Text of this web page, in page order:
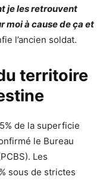
je les retrouvent
moi à cause de ça et
l’ancien soldat.
territoire
de la superficie
le Bureau
Les
sous de strictes